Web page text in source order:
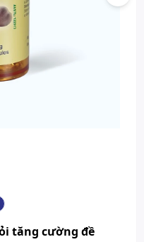
tăng cường đề